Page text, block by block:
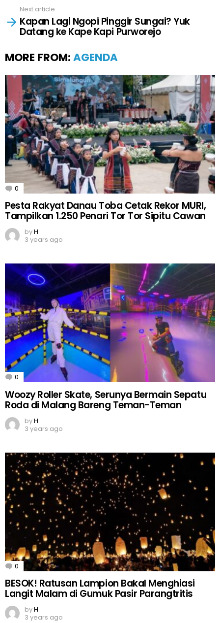
Next article
Kapan Lagi Ngopi Pinggir Sungai? Yuk
Datang ke Kape Kapi Purworejo
MORE FROM: AGENDA
0 Comments
Pesta Rakyat Danau Toba Cetak Rekor MURI,
Tampilkan 1.250 Penari Tor Tor Sipitu Cawan
byH
3 years ago
0 Comments
Woozy Roller Skate, Serunya Bermain Sepatu
Roda di Malang Bareng Teman-Teman
byH
3 years ago
0 Comments
BESOK! Ratusan Lampion Bakal Menghiasi
Langit Malam di Gumuk Pasir Parangtritis
byH
3 years ago